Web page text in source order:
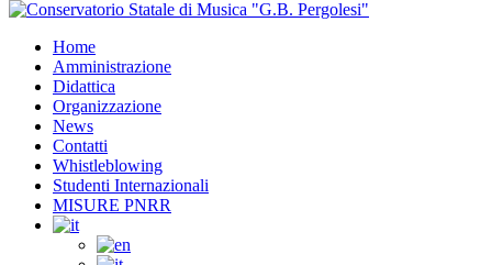
Home
Amministrazione
Didattica
Organizzazione
News
Contatti
Whistleblowing
Studenti Internazionali
MISURE PNRR